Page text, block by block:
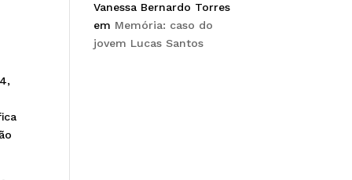
Vanessa Bernardo Torres
em Memória: caso do
jovem Lucas Santos